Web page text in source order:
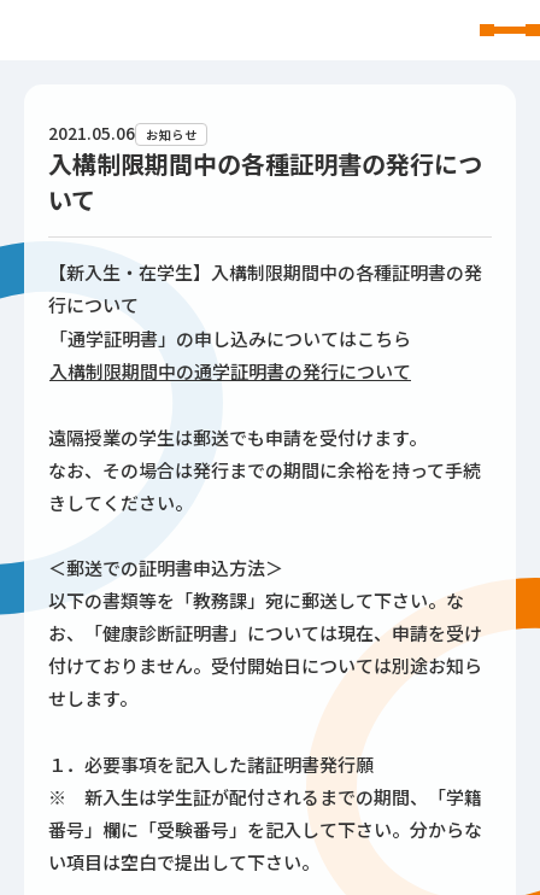
2021.05.06 お知らせ
入構制限期間中の各種証明書の発行につ
いて
【新入生・在学生】入構制限期間中の各種証明書の発
行について
「通学証明書」の申し込みについてはこちら
入構制限期間中の通学証明書の発行について
遠隔授業の学生は郵送でも申請を受付けます。
なお、その場合は発行までの期間に余裕を持って手続
きしてください。
＜郵送での証明書申込方法＞
以下の書類等を「教務課」宛に郵送して下さい。な
お、「健康診断証明書」については現在、申請を受け
付けておりません。受付開始日については別途お知ら
せします。
１．必要事項を記入した諸証明書発行願
※ 新入生は学生証が配付されるまでの期間、「学籍
番号」欄に「受験番号」を記入して下さい。分からな
い項目は空白で提出して下さい。